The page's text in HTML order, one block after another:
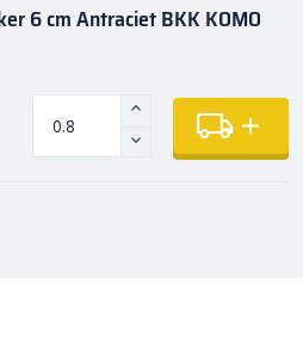
6 cm Antraciet BKK KOMO